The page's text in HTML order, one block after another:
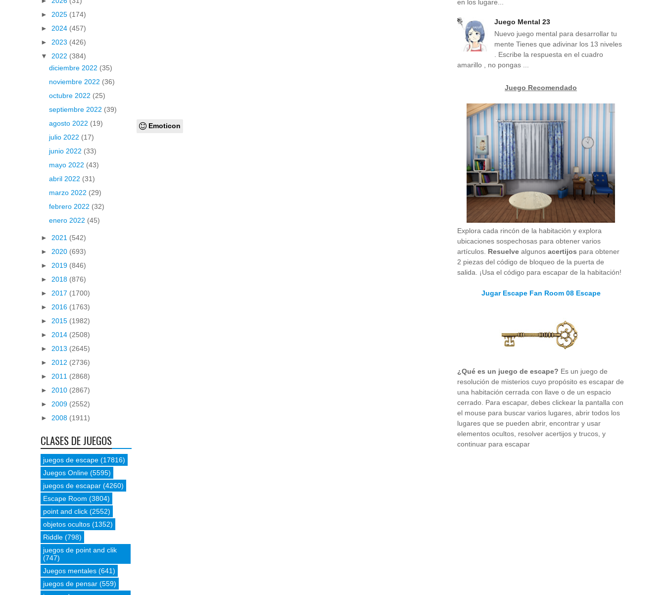
Emoticon
► 2025 (174)
► 2024 (457)
► 2023 (426)
▼ 2022 (384)
diciembre 2022 (35)
noviembre 2022 (36)
octubre 2022 (25)
septiembre 2022 (39)
agosto 2022 (19)
julio 2022 (17)
junio 2022 (33)
mayo 2022 (43)
abril 2022 (31)
marzo 2022 (29)
febrero 2022 (32)
enero 2022 (45)
► 2021 (542)
► 2020 (693)
► 2019 (846)
► 2018 (876)
► 2017 (1700)
► 2016 (1763)
► 2015 (1982)
► 2014 (2508)
► 2013 (2645)
► 2012 (2736)
► 2011 (2868)
► 2010 (2867)
► 2009 (2552)
► 2008 (1911)
CLASES DE JUEGOS
juegos de escape (17816)
Juegos Online (5595)
juegos de escapar (4260)
Escape Room (3804)
point and click (2552)
objetos ocultos (1352)
Riddle (798)
juegos de point and clik
(747)
Juegos mentales (641)
juegos de pensar (559)
en los lugare...
Juego Mental 23
Nuevo juego mental para desarrollar tu
mente Tienes que adivinar los 13 niveles
. Escribe la respuesta en el cuadro
amarillo , no pongas ...
Juego Recomendado
Explora cada rincón de la habitación y explora
ubicaciones sospechosas para obtener varios
artículos. Resuelve algunos acertijos para obtener
2 piezas del código de bloqueo de la puerta de
salida. ¡Usa el código para escapar de la habitación!
Jugar Escape Fan Room 08 Escape
¿Qué es un juego de escape? Es un juego de
resolución de misterios cuyo propósito es escapar de
una habitación cerrada con llave o de un espacio
cerrado. Para escapar, debes clickear la pantalla con
el mouse para buscar varios lugares, abrir todos los
lugares que se pueden abrir, encontrar y usar
elementos ocultos, resolver acertijos y trucos, y
continuar para escapar